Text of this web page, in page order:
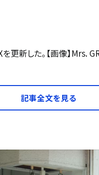
更新した。【画像】Mrs.
記事全文を見る